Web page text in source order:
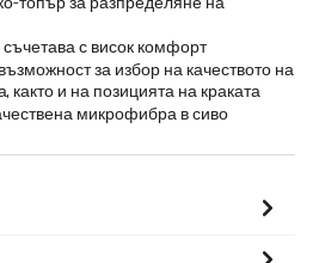
с висок комфорт
за избор на качеството на
както и на позицията на краката
микрофибра в сиво